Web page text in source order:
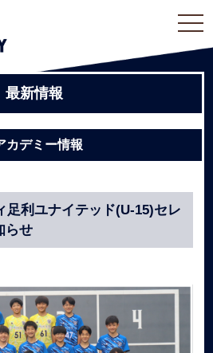
最新情報
カデミー情報
足利ユナイテッド(U-15)セレ
らせ